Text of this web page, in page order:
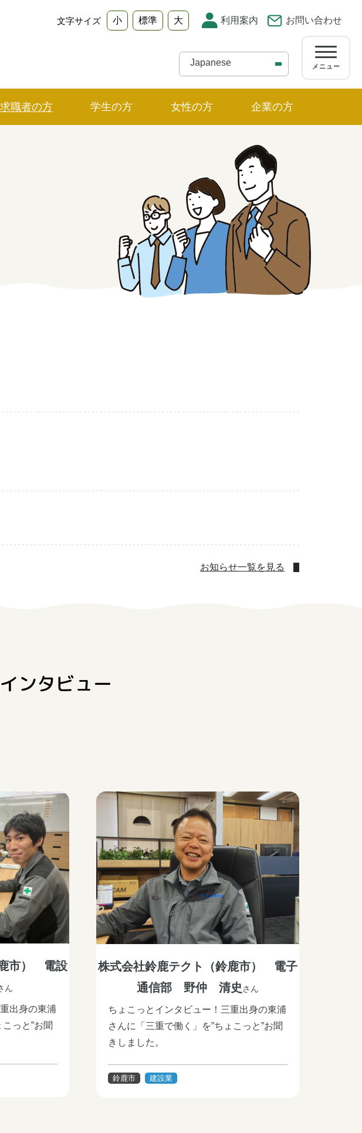
文字サイズ 小 標準 大 利用案内 お問い合わせ
メニュー
レンダー
求職者の方 学生の方 女性の方 企業の方
お知らせ一覧を見る
ンタビュー
市） 電設
ん
出身の東浦
っと”お聞
株式会社鈴鹿テクト（鈴鹿市） 電子
通信部 野仲 清史 さん
ちょこっとインタビュー！三重出身の東浦
さんに「三重で働く」を”ちょこっと”お聞
きしました。
鈴鹿市 建設業